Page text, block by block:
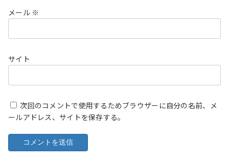
メール ※
サイト
次回のコメントで使用するためブラウザーに自分の名前、メ
ールアドレス、サイトを保存する。